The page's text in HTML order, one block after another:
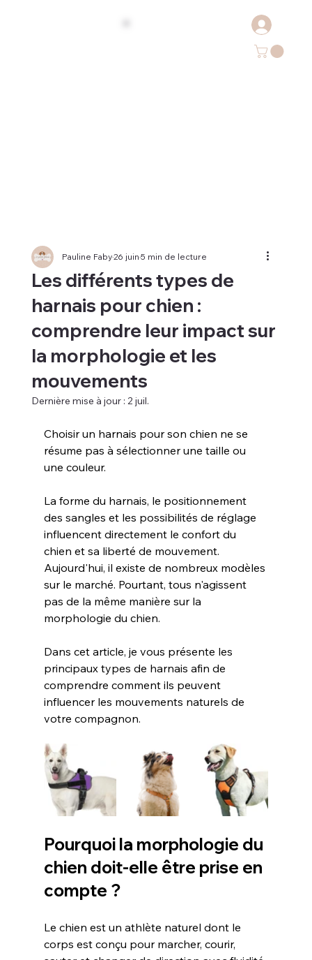
Les différents types de
harnais pour chien :
comprendre leur impact sur
la morphologie et les
mouvements
Pauline Faby26 juin5 min de lecture
Dernière mise à jour : 2 juil.
Choisir un harnais pour son chien ne se
résume pas à sélectionner une taille ou
une couleur.
La forme du harnais, le positionnement
des sangles et les possibilités de réglage
influencent directement le confort du
chien et sa liberté de mouvement.
Aujourd'hui, il existe de nombreux modèles
sur le marché. Pourtant, tous n'agissent
pas de la même manière sur la
morphologie du chien.
Dans cet article, je vous présente les
principaux types de harnais afin de
comprendre comment ils peuvent
influencer les mouvements naturels de
votre compagnon.
Pourquoi la morphologie du
chien doit-elle être prise en
compte ?
Le chien est un athlète naturel dont le
corps est conçu pour marcher, courir,